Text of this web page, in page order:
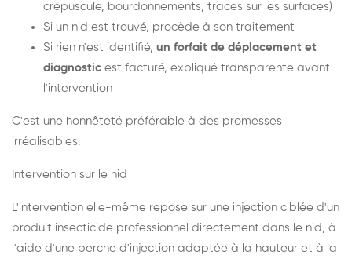
crépuscule, bourdonnements, traces sur les surfaces)
Si un nid est trouvé, procède à son traitement
Si rien n'est identifié, un forfait de déplacement et
diagnostic est facturé, expliqué transparente avant
l'intervention
C'est une honnêteté préférable à des promesses
irréalisables.
Intervention sur le nid
L'intervention elle-même repose sur une injection ciblée d'un
produit insecticide professionnel directement dans le nid, à
l'aide d'une perche d'injection adaptée à la hauteur et à la